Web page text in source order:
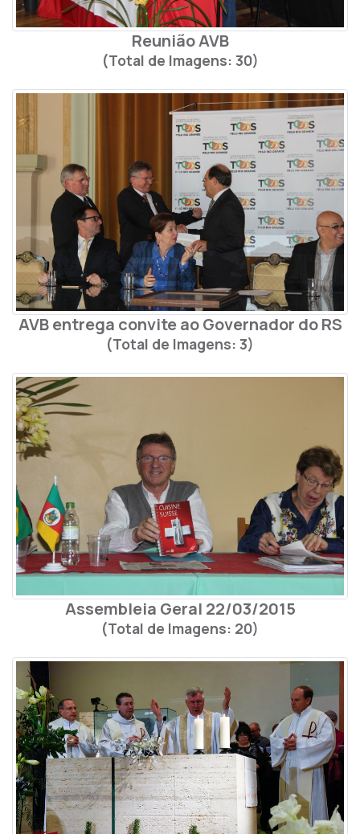
Reunião AVB
(Total de Imagens: 30)
AVB entrega convite ao Governador do RS
(Total de Imagens: 3)
Assembleia Geral 22/03/2015
(Total de Imagens: 20)